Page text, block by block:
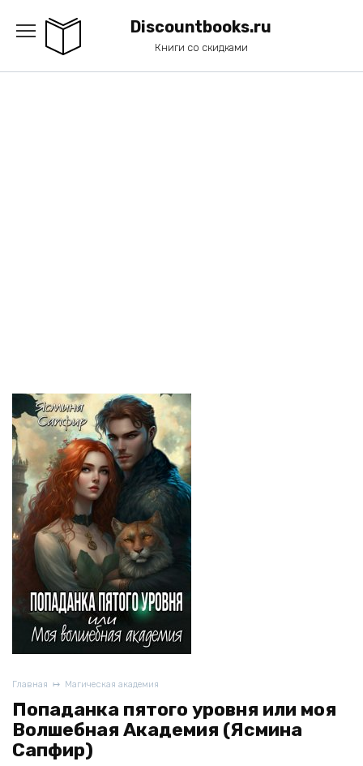
содержанию
Discountbooks.ru
Книги со скидками
Главная Магическая академия
Попаданка пятого уровня или моя
Волшебная Академия (Ясмина
Сапфир)